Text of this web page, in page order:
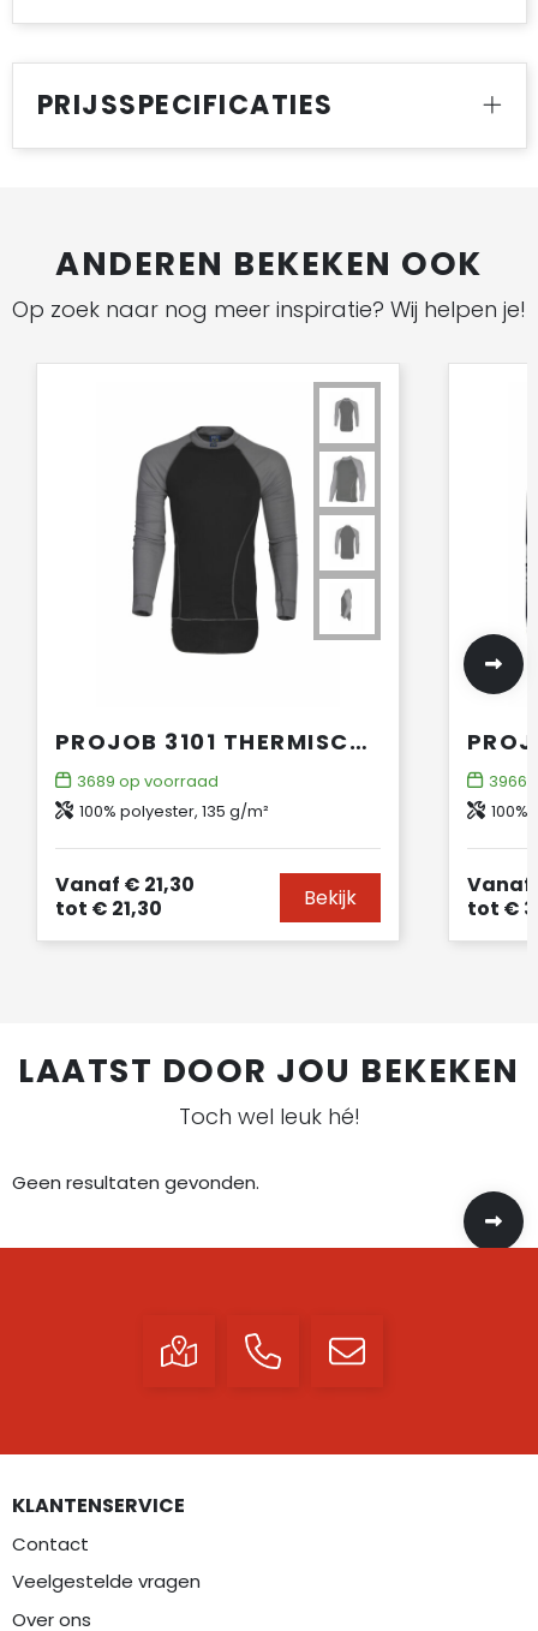
PRIJSSPECIFICATIES
ANDEREN BEKEKEN OOK
Op zoek naar nog meer inspiratie? Wij helpen je!
PROJOB 3101 THERMISCH T-SHIRT LANGE MOUWEN
3689 op voorraad
100% polyester, 135 g/m²
Vanaf € 21,30
tot € 21,30 Bekijk
3966
100%
Vanaf
tot €
LAATST DOOR JOU BEKEKEN
Toch wel leuk hé!
Geen resultaten gevonden.
KLANTENSERVICE
Contact
Veelgestelde vragen
Over ons